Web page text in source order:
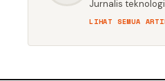
Jurnalis
LIHAT SEMUA